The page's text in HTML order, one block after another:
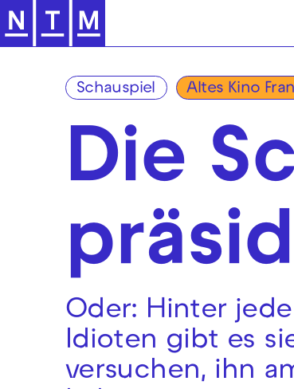
Zur Hauptnavigation
Schauspiel Altes Kino
Die
Oder: Hinter
Idioten gibt es
versuchen, ihn